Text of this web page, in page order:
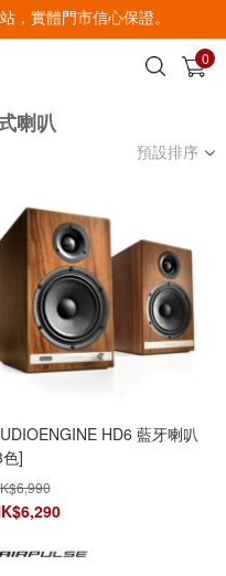
實體門市信心保證。
0
查看
喇叭
預設排序
HD6 藍牙喇叭
]
6,990
6,290